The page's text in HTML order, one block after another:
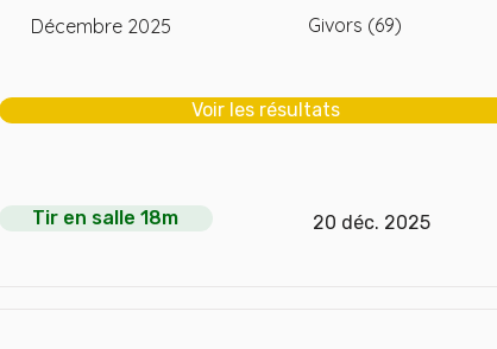
Décembre 2025 Givors (69)
Voir les résultats
Tir en salle 18m 20 déc. 2025